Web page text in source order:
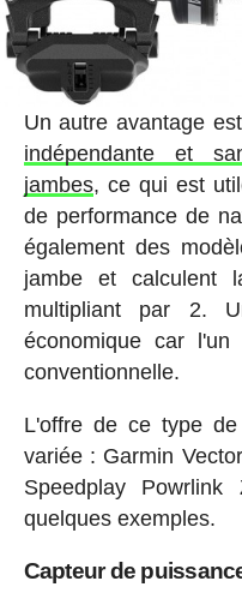
Un autre avantage
indépendante et
jambes, ce qui est
de performance de
également des
jambe et calculent
multipliant par 2.
économique car
conventionnelle.
L'offre de ce type
variée : Garmin
Speedplay
quelques exemples.
Capteur de